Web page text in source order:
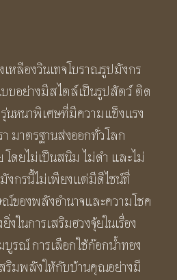
หลืองวินเทจโบราณรูปมังกร
บอย่างมีสไตล์เป็นรูปสัตว์ ติด
นหนาพิเศษที่มีความแข็งแรง
มาตรฐานส่งออกทั่วโลก
ดยไม่เป็นสนิม ไม่ดำ และไม่
กรนี้ไม่เพียงแต่มีดีไซน์ที่
องพลังอำนาจและความโชค
งในการเสริมฮวงจุ้ยในเรื่อง
รณ์ การเลือกใช้ก๊อกน้ำทอง
สริมพลังให้กับบ้านคุณอย่างมี